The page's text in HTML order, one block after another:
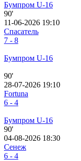
Бумпром U-16
90'
11-06-2026 19:10
Спасатель
7 - 8
Бумпром U-16
90'
28-07-2026 19:10
Fortuna
6 - 4
Бумпром U-16
90'
04-08-2026 18:30
Сенеж
6 - 4